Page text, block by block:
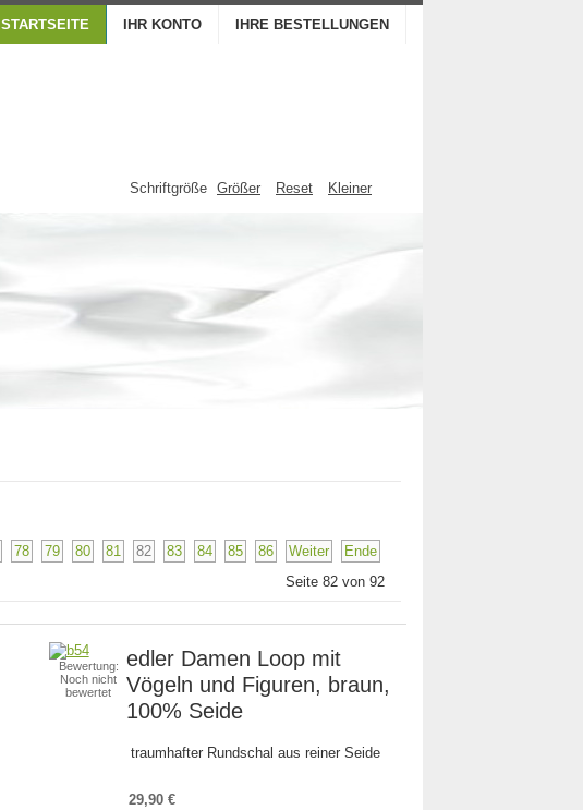
STARTSEITE IHR KONTO IHRE BESTELLUNGEN
Schriftgröße Größer Reset Kleiner
78 79 80 81 82 83 84 85 86 Weiter
Ende
Seite 82 von 92
Bewertung:
Noch nicht
bewertet
edler Damen Loop mit
Vögeln und Figuren, braun,
100% Seide
traumhafter Rundschal aus reiner Seide
29,90 €